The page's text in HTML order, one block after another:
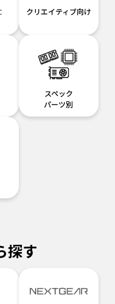
クリエイティブ向け
スペック
パーツ別
探す